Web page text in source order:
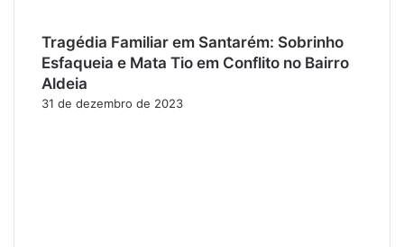
Tragédia Familiar em Santarém: Sobrinho
Esfaqueia e Mata Tio em Conflito no Bairro
Aldeia
31 de dezembro de 2023